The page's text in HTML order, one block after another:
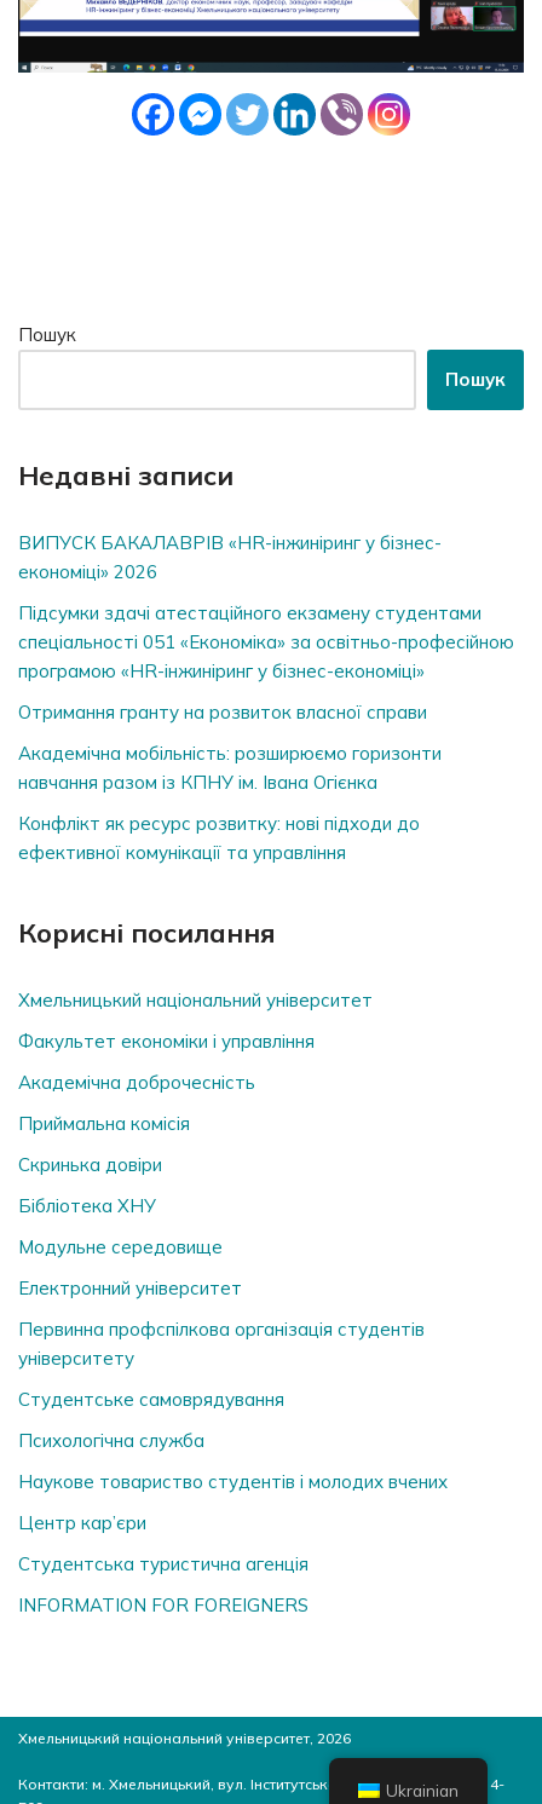
Пошук
Пошук
Недавні записи
ВИПУСК БАКАЛАВРІВ «HR-інжиніринг у бізнес-
економіці» 2026
Підсумки здачі атестаційного екзамену студентами
спеціальності 051 «Економіка» за освітньо-професійною
програмою «HR-інжиніринг у бізнес-економіці»
Отримання гранту на розвиток власної справи
Академічна мобільність: розширюємо горизонти
навчання разом із КПНУ ім. Івана Огієнка
Конфлікт як ресурс розвитку: нові підходи до
ефективної комунікації та управління
Корисні посилання
Хмельницький національний університет
Факультет економіки і управління
Академічна доброчесність
Приймальна комісія
Скринька довiри
Бібліотека ХНУ
Модульне середовище
Електронний університет
Первинна профспілкова організація студентів
університету
Студентське самоврядування
Психологічна служба
Наукове товариство студентів і молодих вчених
Центр кар’єри
Студентська туристична агенція
INFORMATION FOR FOREIGNERS
Хмельницький національний університет, 2026
Контакти: м. Хмельницький, вул. Інститутська, 11, 4-й корпус, ауд. 4-
Ukrainian